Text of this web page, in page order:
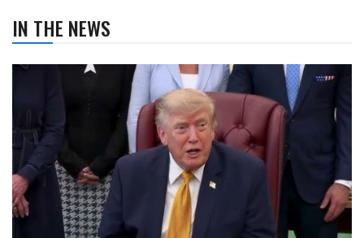
IN THE NEWS